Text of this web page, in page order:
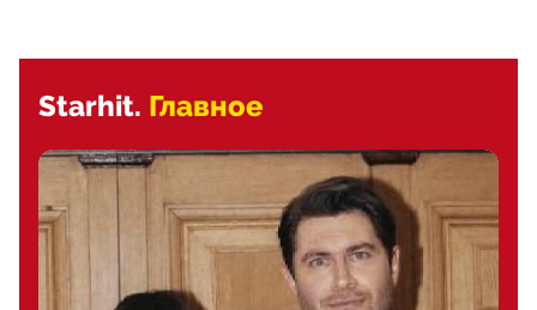
Starhit. Главное